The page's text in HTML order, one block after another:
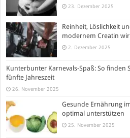
23. Dezember 2025
Reinheit, Löslichkeit
modernem Creatin
2. Dezember 2025
Kunterbunter Karnevals-Spaß: So finden
fünfte Jahreszeit
26. November 2025
Gesunde Ernährung
optimal unterstützen
25. November 2025